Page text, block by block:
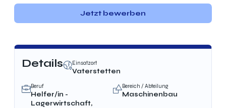
Jetzt bewerben
Details Einsatzort
Vaterstetten
Beruf
Helfer/in -
Lagerwirtschaft,
Bereich / Abteilung
Maschinenbau